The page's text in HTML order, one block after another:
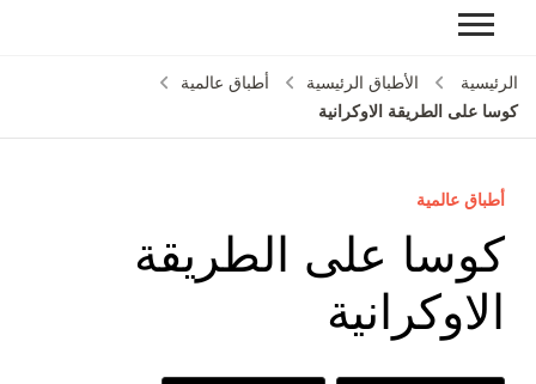
الرئيسية الأطباق الرئيسية
أطباق عالمية
كوسا على الطريقة الاوكرانية
أطباق عالمية
كوسا على الطريقة
الاوكرانية